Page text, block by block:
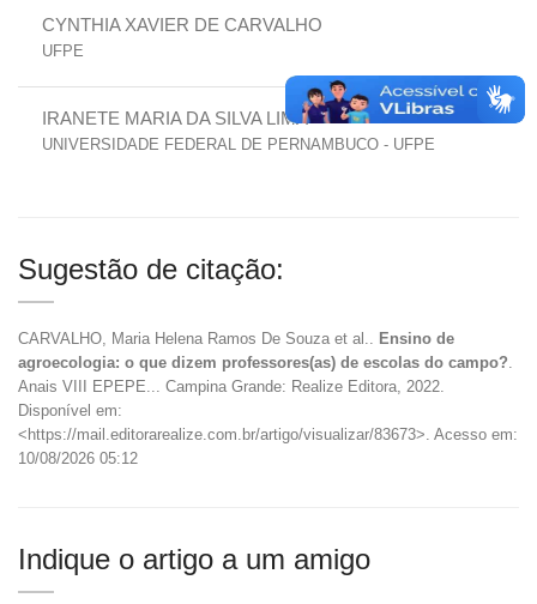
CYNTHIA XAVIER DE CARVALHO
UFPE
IRANETE MARIA DA SILVA LIMA
UNIVERSIDADE FEDERAL DE PERNAMBUCO - UFPE
Sugestão de citação:
CARVALHO, Maria Helena Ramos De Souza et al..
Ensino de
agroecologia: o que dizem professores(as) de escolas do campo?
Anais VIII EPEPE... Campina Grande: Realize Editora, 2022.
Disponível em:
<https://mail.editorarealize.com.br/artigo/visualizar/83673>. Acesso em:
10/08/2026 05:12
Indique o artigo a um amigo